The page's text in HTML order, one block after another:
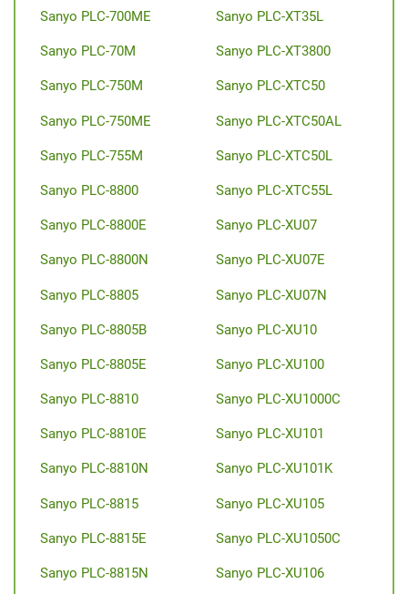
Sanyo PLC-700ME
Sanyo PLC-70M
Sanyo PLC-750M
Sanyo PLC-750ME
Sanyo PLC-755M
Sanyo PLC-8800
Sanyo PLC-8800E
Sanyo PLC-8800N
Sanyo PLC-8805
Sanyo PLC-8805B
Sanyo PLC-8805E
Sanyo PLC-8810
Sanyo PLC-8810E
Sanyo PLC-8810N
Sanyo PLC-8815
Sanyo PLC-8815E
Sanyo PLC-8815N
Sanyo PLC-XT35L
Sanyo PLC-XT3800
Sanyo PLC-XTC50
Sanyo PLC-XTC50AL
Sanyo PLC-XTC50L
Sanyo PLC-XTC55L
Sanyo PLC-XU07
Sanyo PLC-XU07E
Sanyo PLC-XU07N
Sanyo PLC-XU10
Sanyo PLC-XU100
Sanyo PLC-XU1000C
Sanyo PLC-XU101
Sanyo PLC-XU101K
Sanyo PLC-XU105
Sanyo PLC-XU1050C
Sanyo PLC-XU106